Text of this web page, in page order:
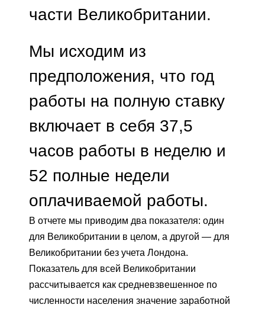
части Великобритании.
Мы исходим из
предположения, что год
работы на полную ставку
включает в себя 37,5
часов работы в неделю и
52 полные недели
оплачиваемой работы.
В отчете мы приводим два показателя: один
для Великобритании в целом, а другой — для
Великобритании без учета Лондона.
Показатель для всей Великобритании
рассчитывается как средневзвешенное по
численности населения значение заработной